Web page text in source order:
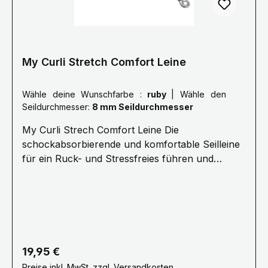
sichert dabei die Kommando-Übertragung.
My Curli Stretch Comfort Leine
Wähle deine Wunschfarbe : ruby
Seildurchmesser: 8 mm Seildurchmesser
My Curli Strech Comfort Leine Die
schockabsorbierende und komfortable Seilleine
für ein Ruck- und Stressfreies führen und
den besten Halt, Kontrolle und Sicherheit·
Kotbeutelspender „Snap-In“
Regulärer Preis:
19,95 €